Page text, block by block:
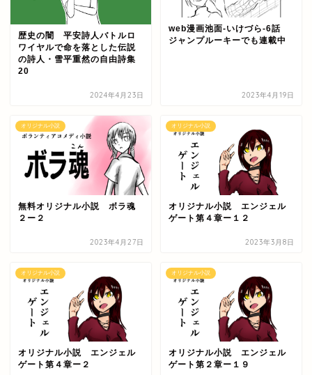
歴史の闇 平安詩人バトルロ
ワイヤルで命を落とした伝説
の詩人・雪平重然の自由詩集
20
2024年4月23日
web漫画池面-いけづら-6話
ジャンプルーキーでも連載中
2023年4月19日
オリジナル小説
無料オリジナル小説 ボラ魂
２ー２
2023年4月27日
オリジナル小説
オリジナル小説 エンジェル
ゲート第４章ー１２
2023年3月8日
オリジナル小説
オリジナル小説 エンジェル
ゲート第４章ー２
オリジナル小説
オリジナル小説 エンジェル
ゲート第２章ー１９